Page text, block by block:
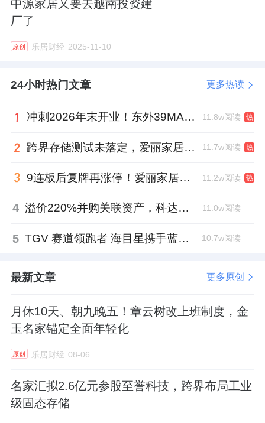
中源家居又要去越南投资建
厂了
原创 乐居财经 2025-11-10
24小时热门文章 更多热读
冲刺2026年末开业！东外39MALL全球招商启幕，重构东直门商圈格局 11.8w阅读 热
跨界存储测试未落定，爱丽家居复牌前自揭多重风险 11.7w阅读 热
9连板后复牌再涨停！爱丽家居市盈率318倍，跨界收购案尚未落地 11.2w阅读 热
4 溢价220%并购关联资产，科达制造近75亿元重组被否 11.0w阅读
5 TGV 赛道领跑者 海目星携手蓝思科技掘金先进封装 10.7w阅读
最新文章 更多原创
月休10天、朝九晚五！章云树改上班制度，金
玉名家锚定全面年轻化
原创 乐居财经 08-06
名家汇拟2.6亿元参股至誉科技，跨界布局工业
级固态存储